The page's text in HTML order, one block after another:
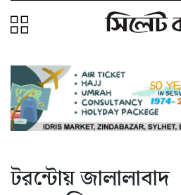
টরন্টোয় জালালাবাদ